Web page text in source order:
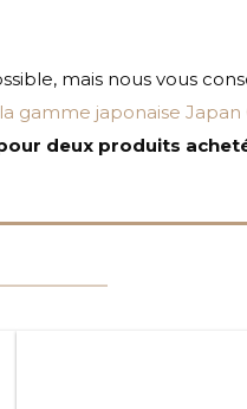
mais nous vous
gamme japonaise
deux produits